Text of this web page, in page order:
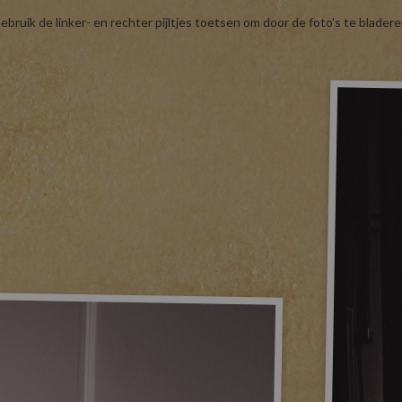
de linker- en rechter pijltjes toetsen om door de foto's te